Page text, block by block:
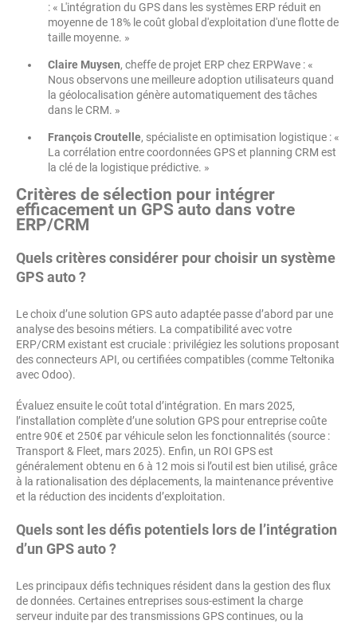
: « L'intégration du GPS dans les systèmes ERP réduit en
moyenne de 18% le coût global d'exploitation d'une flotte de
taille moyenne. »
Claire Muysen, cheffe de projet ERP chez ERPWave : «
Nous observons une meilleure adoption utilisateurs quand
la géolocalisation génère automatiquement des tâches
dans le CRM. »
François Croutelle, spécialiste en optimisation logistique : «
La corrélation entre coordonnées GPS et planning CRM est
la clé de la logistique prédictive. »
Critères de sélection pour intégrer
efficacement un GPS auto dans votre
ERP/CRM
Quels critères considérer pour choisir un système
GPS auto ?
Le choix d’une solution GPS auto adaptée passe d’abord par une
analyse des besoins métiers. La compatibilité avec votre
ERP/CRM existant est cruciale : privilégiez les solutions proposant
des connecteurs API, ou certifiées compatibles (comme Teltonika
avec Odoo).
Évaluez ensuite le coût total d’intégration. En mars 2025,
l’installation complète d’une solution GPS pour entreprise coûte
entre 90€ et 250€ par véhicule selon les fonctionnalités (source :
Transport & Fleet, mars 2025). Enfin, un ROI GPS est
généralement obtenu en 6 à 12 mois si l’outil est bien utilisé, grâce
à la rationalisation des déplacements, la maintenance préventive
et la réduction des incidents d’exploitation.
Quels sont les défis potentiels lors de l’intégration
d’un GPS auto ?
Les principaux défis techniques résident dans la gestion des flux
de données. Certaines entreprises sous-estiment la charge
serveur induite par des transmissions GPS continues, ou la